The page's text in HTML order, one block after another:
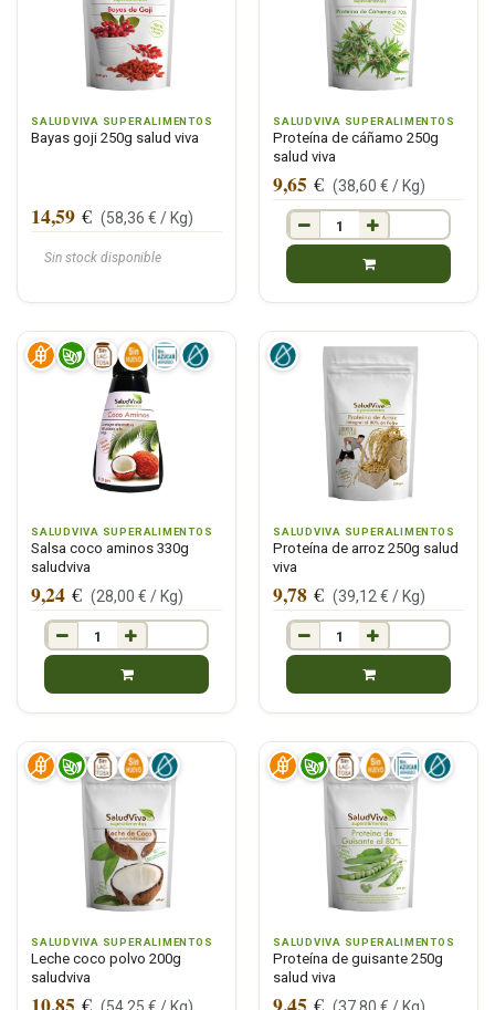
SALUDVIVA SUPERALIMENTOS
Bayas goji 250g salud viva
Sin stock disponible
14,59 € (58,36 € / Kg)
SALUDVIVA SUPERALIMENTOS
Proteína de cáñamo 250g
salud viva
9,65 € (38,60 € / Kg)
SALUDVIVA SUPERALIMENTOS
Salsa coco aminos 330g
saludviva
9,24 € (28,00 € / Kg)
SALUDVIVA SUPERALIMENTOS
Proteína de arroz 250g salud
viva
9,78 € (39,12 € / Kg)
SALUDVIVA SUPERALIMENTOS
Leche coco polvo 200g
saludviva
10,85 € (54,25 € / Kg)
SALUDVIVA SUPERALIMENTOS
Proteína de guisante 250g
salud viva
9,45 € (37,80 € / Kg)